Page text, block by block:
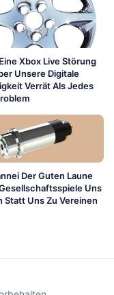
Xbox Live Störung
Unsere Digitale
Verrät Als Jedes
Der Guten Laune
Uns
Statt Uns Zu Vereinen